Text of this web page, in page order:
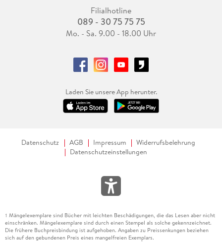
Filialhotline
089 - 30 75 75 75
Mo. - Sa. 9.00 - 18.00 Uhr
Laden Sie unsere App herunter.
Datenschutz AGB Impressum
Widerrufsbelehrung
Datenschutzeinstellungen
1 Mängelexemplare sind Bücher mit leichten Beschädigungen, die das Lesen aber nicht
einschränken. Mängelexemplare sind durch einen Stempel als solche gekennzeichnet.
Die frühere Buchpreisbindung ist aufgehoben. Angaben zu Preissenkungen beziehen
sich auf den gebundenen Preis eines mangelfreien Exemplars.